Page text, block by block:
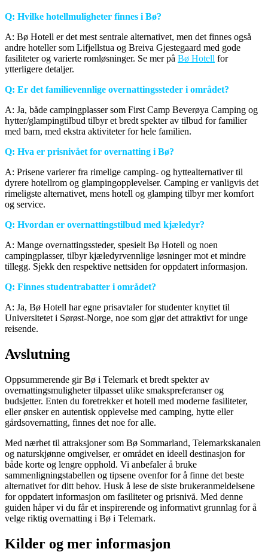
Q: Hvilke hotellmuligheter finnes i Bø?
A: Bø Hotell er det mest sentrale alternativet, men det finnes også
andre hoteller som Lifjellstua og Breiva Gjestegaard med gode
fasiliteter og varierte romløsninger. Se mer på Bø Hotell for
ytterligere detaljer.
Q: Er det familievennlige overnattingssteder i området?
A: Ja, både campingplasser som First Camp Beverøya Camping og
hytter/glampingtilbud tilbyr et bredt spekter av tilbud for familier
med barn, med ekstra aktiviteter for hele familien.
Q: Hva er prisnivået for overnatting i Bø?
A: Prisene varierer fra rimelige camping- og hyttealternativer til
dyrere hotellrom og glampingopplevelser. Camping er vanligvis det
rimeligste alternativet, mens hotell og glamping tilbyr mer komfort
og service.
Q: Hvordan er overnattingstilbud med kjæledyr?
A: Mange overnattingssteder, spesielt Bø Hotell og noen
campingplasser, tilbyr kjæledyrvennlige løsninger mot et mindre
tillegg. Sjekk den respektive nettsiden for oppdatert informasjon.
Q: Finnes studentrabatter i området?
A: Ja, Bø Hotell har egne prisavtaler for studenter knyttet til
Universitetet i Sørøst-Norge, noe som gjør det attraktivt for unge
reisende.
Avslutning
Oppsummerende gir Bø i Telemark et bredt spekter av
overnattingsmuligheter tilpasset ulike smakspreferanser og
budsjetter. Enten du foretrekker et hotell med moderne fasiliteter,
eller ønsker en autentisk opplevelse med camping, hytte eller
gårdsovernatting, finnes det noe for alle.
Med nærhet til attraksjoner som Bø Sommarland, Telemarkskanalen
og naturskjønne omgivelser, er området en ideell destinasjon for
både korte og lengre opphold. Vi anbefaler å bruke
sammenligningstabellen og tipsene ovenfor for å finne det beste
alternativet for ditt behov. Husk å lese de siste brukeranmeldelsene
for oppdatert informasjon om fasiliteter og prisnivå. Med denne
guiden håper vi du får et inspirerende og informativt grunnlag for å
velge riktig overnatting i Bø i Telemark.
Kilder og mer informasjon